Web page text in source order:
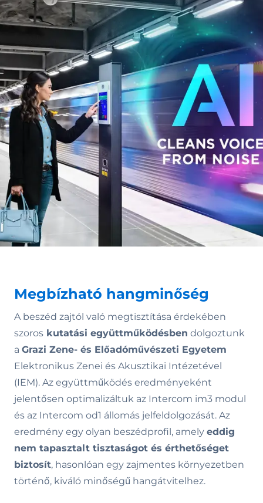
Megbízható hangminőség
A beszéd zajtól való megtisztítása érdekében
szoros kutatási együttműködésben dolgoztunk
a Grazi Zene- és Előadóművészeti Egyetem
Elektronikus Zenei és Akusztikai Intézetével
(IEM). Az együttműködés eredményeként
jelentősen optimalizáltuk az Intercom im3 modul
és az Intercom od1 állomás jelfeldolgozását. Az
eredmény egy olyan beszédprofil, amely eddig
nem tapasztalt tisztaságot és érthetőséget
biztosít, hasonlóan egy zajmentes környezetben
történő, kiváló minőségű hangátvitelhez.